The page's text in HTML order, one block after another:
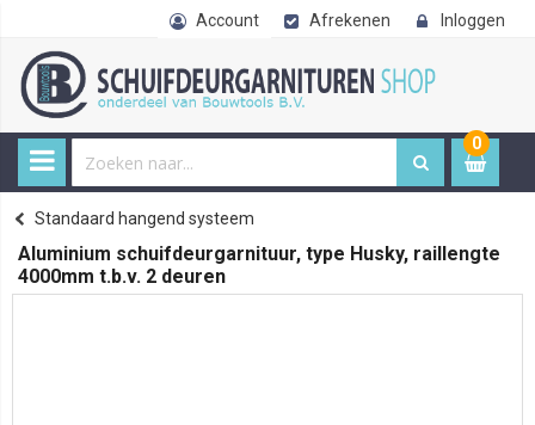
Account Afrekenen Inloggen
0
item
Home
Hangende schuifdeursystemen
Standaard hangend systeem
Aluminium schuifdeurgarnituur, type Husky, raillengte
4000mm t.b.v. 2 deuren